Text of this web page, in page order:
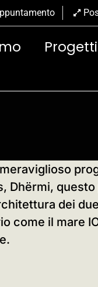
Progetti
Dhërmi,
dei
come il mare